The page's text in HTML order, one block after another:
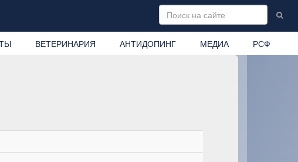
ВЕТЕРИНАРИЯ АНТИДОПИНГ МЕДИА РСФ